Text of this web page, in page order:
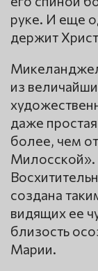
руке. И еще
держит
из
даже
более, чем
Милосской».
создана
видящих ее
близость
Марии.